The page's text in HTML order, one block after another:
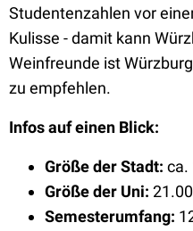
Studentenzahlen vor
Kulisse - damit kann
Weinfreunde ist
zu empfehlen.
Infos auf einen Blick:
Größe der Stadt: ca.
Größe der Uni:
Semesterumfang: